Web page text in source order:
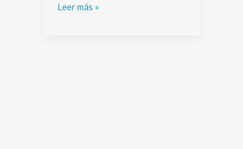
Leer más »